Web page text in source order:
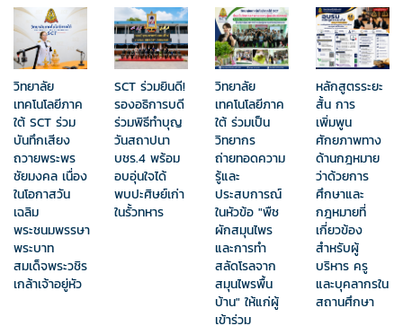
วิทยาลัย
เทคโนโลยีภาค
ใต้ SCT ร่วม
บันทึกเสียง
ถวายพระพร
ชัยมงคล เนื่อง
ในโอกาสวัน
เฉลิม
พระชนมพรรษา
พระบาท
สมเด็จพระวชิร
เกล้าเจ้าอยู่หัว
SCT ร่วมยินดี!
รองอธิการบดี
ร่วมพิธีทำบุญ
วันสถาปนา
บชร.4 พร้อม
อบอุ่นใจได้
พบปะศิษย์เก่า
ในรั้วทหาร
วิทยาลัย
เทคโนโลยีภาค
ใต้ ร่วมเป็น
วิทยากร
ถ่ายทอดความ
รู้และ
ประสบการณ์
ในหัวข้อ "พืช
ผักสมุนไพร
และการทำ
สลัดโรลจาก
สมุนไพรพื้น
บ้าน" ให้แก่ผู้
เข้าร่วม
หลักสูตรระยะ
สั้น การ
เพิ่มพูน
ศักยภาพทาง
ด้านกฎหมาย
ว่าด้วยการ
ศึกษาและ
กฎหมายที่
เกี่ยวข้อง
สำหรับผู้
บริหาร ครู
และบุคลากรใน
สถานศึกษา